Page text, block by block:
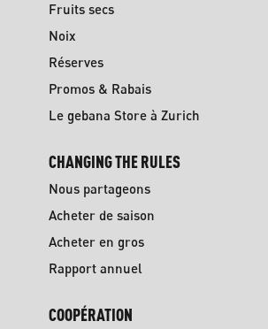
Fruits secs
Noix
Réserves
Promos & Rabais
Le gebana Store à Zurich
CHANGING THE RULES
Nous partageons
Acheter de saison
Acheter en gros
Rapport annuel
COOPÉRATION